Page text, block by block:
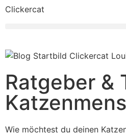
Clickercat
Ratgeber &
Wie möchtest du deinen